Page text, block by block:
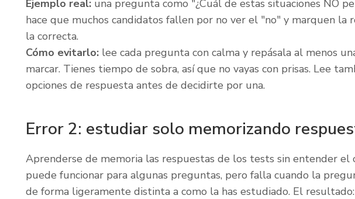
Ejemplo real:una pregunta como "¿Cuál de estas situaciones NO
hace que muchos candidatos fallen por no ver el "no" y marquen la
la correcta.
Cómo evitarlo:lee cada pregunta con calma y repásala al menos
marcar. Tienes tiempo de sobra, así que no vayas con prisas. Lee
opciones de respuesta antes de decidirte por una.
Error 2: estudiar solo memorizando
Aprenderse de memoria las respuestas de los tests sin entender el
puede funcionar para algunas preguntas, pero falla cuando la
de forma ligeramente distinta a como la has estudiado. El